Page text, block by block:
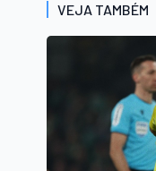
VEJA TAMBÉM